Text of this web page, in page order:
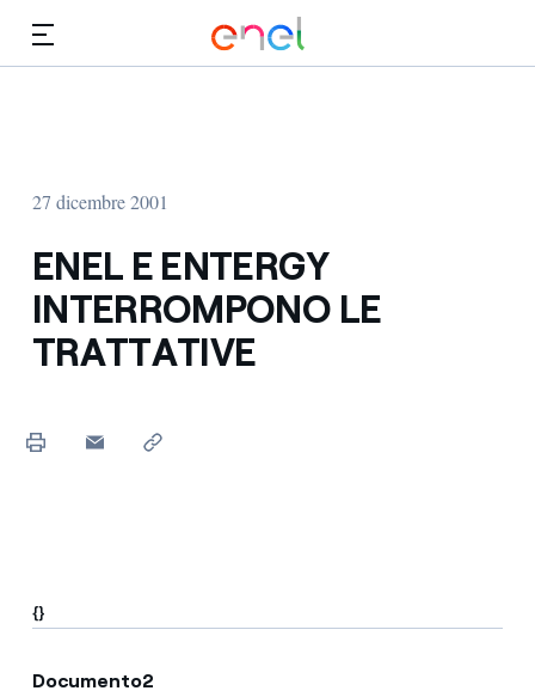
27 dicembre 2001
ENEL E ENTERGY
INTERROMPONO LE
TRATTATIVE
{}
Documento2